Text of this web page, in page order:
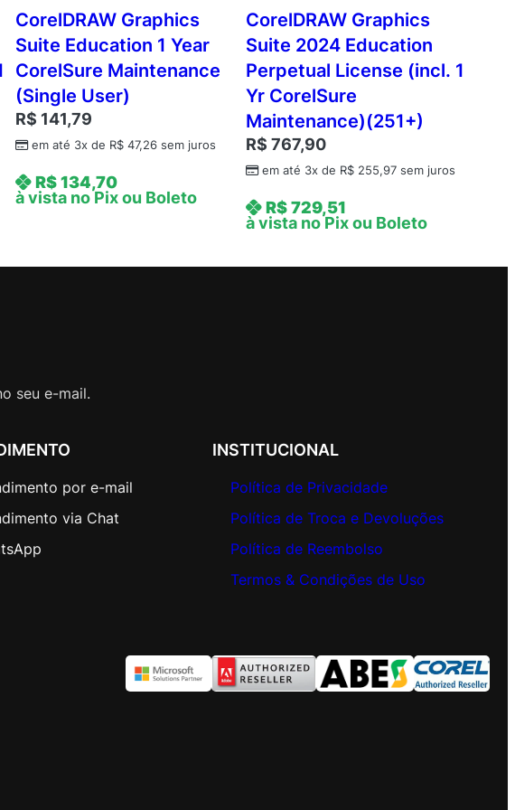
CorelDRAW Graphics
Suite Education 1 Year
CorelSure Maintenance
(Single User)
R$ 141,79
em até 3x de R$ 47,26 sem juros
R$134,70
à vista no Pix ou Boleto
CorelDRAW Graphics
Suite 2024 Education
Perpetual License (incl. 1
Yr CorelSure
Maintenance)(251+)
R$ 767,90
em até 3x de R$255,97sem juros
R$729,51
à vista no Pix ou Boleto
seu e-mail.
por e-mail
via Chat
INSTITUCIONAL
Política de Privacidade
Política de Troca e Devoluções
Política de Reembolso
Termos & Condições de Uso